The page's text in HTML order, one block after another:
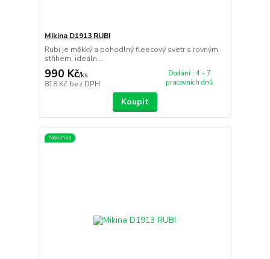
Mikina D1913 RUBI
Rubi je měkký a pohodlný fleecový svetr s rovným
střihem, ideáln...
990 Kč/ks
818 Kč bez DPH
Dodání : 4 - 7
pracovních dnů
Koupit
Novinka